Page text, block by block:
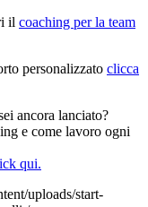
il coaching per la team
personalizzato clicca
ancora lanciato?
e come lavoro ogni
qui.
uploads/start-